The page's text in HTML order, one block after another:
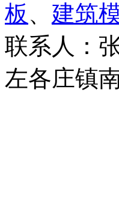
板 、 建筑
联系人：
左各庄镇